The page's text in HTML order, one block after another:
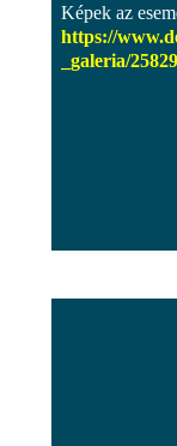
Képek az
https://
_galeria/